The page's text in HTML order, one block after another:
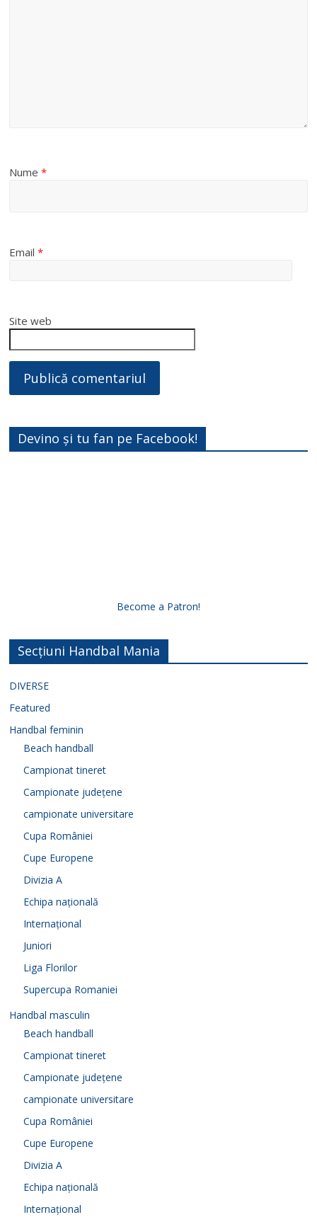
Nume*
Email*
Site web
Devino și tu fan pe Facebook!
Become a Patron!
Secțiuni Handbal Mania
DIVERSE
Featured
Handbal feminin
Beach handball
Campionat tineret
Campionate județene
campionate universitare
Cupa României
Cupe Europene
Divizia A
Echipa națională
Internațional
Juniori
Liga Florilor
Supercupa Romaniei
Handbal masculin
Beach handball
Campionat tineret
Campionate județene
campionate universitare
Cupa României
Cupe Europene
Divizia A
Echipa națională
Internațional